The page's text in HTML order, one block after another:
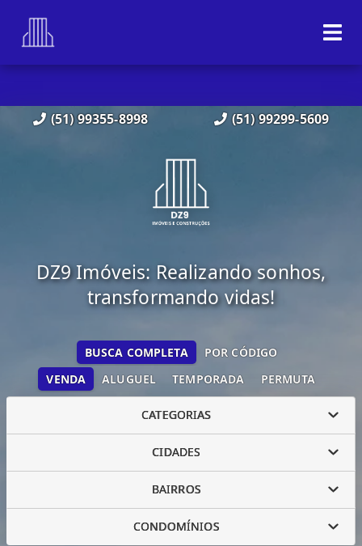
(51) 99355-8998 (51) 99299-5609
DZ9 Imóveis: Realizando sonhos,
transformando vidas!
VENDA ALUGUEL TEMPORADA PERMUTA
BUSCA COMPLETA POR CÓDIGO
CATEGORIAS
CIDADES
BAIRROS
CONDOMÍNIOS